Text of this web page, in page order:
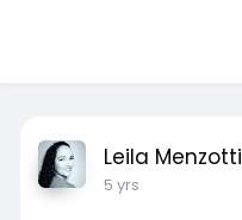
Leila Menzotti
5 yrs